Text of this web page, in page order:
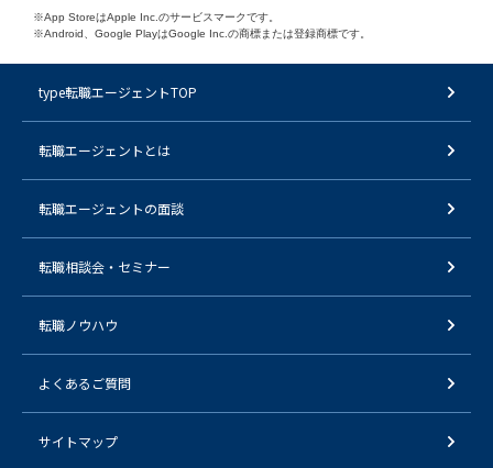
※App StoreはApple Inc.のサービスマークです。
※Android、Google PlayはGoogle Inc.の商標または登録商標です。
type転職エージェントTOP
転職エージェントとは
転職エージェントの面談
転職相談会・セミナー
転職ノウハウ
よくあるご質問
サイトマップ